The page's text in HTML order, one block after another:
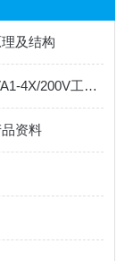
及结构
REXROTH力士乐叠加式溢流阀ZDB10VA1-4X/200V工作原理
资料